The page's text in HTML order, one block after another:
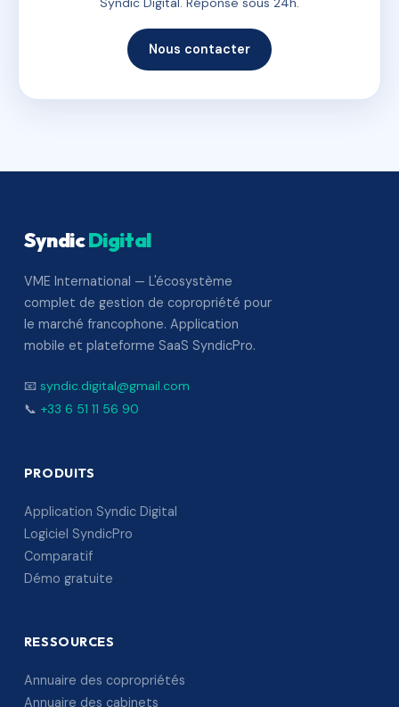
Nous contacter
SyndicDigital
VME International — L'écosystème
complet de gestion de copropriété pour
le marché francophone. Application
mobile et plateforme SaaS SyndicPro.
📧 syndic.digital@gmail.com
📞 +33 6 51 11 56 90
PRODUITS
Application Syndic Digital
Logiciel SyndicPro
Comparatif
Démo gratuite
RESSOURCES
Annuaire des copropriétés
Annuaire des cabinets